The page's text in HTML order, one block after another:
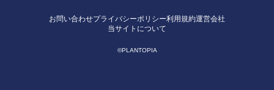
お問い合わせプライバシーポリシー利用規約運営会社
当サイトについて
©PLANTOPIA